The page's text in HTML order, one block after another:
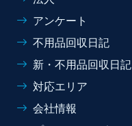
アンケート
不用品回収日記
新・不用品回収日記
対応エリア
会社情報